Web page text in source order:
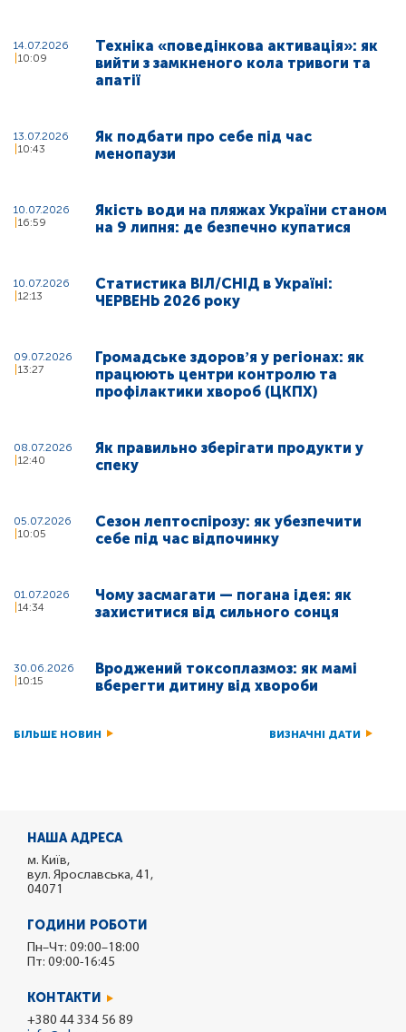
14.07.2026
10:09
Техніка «поведінкова активація»: як
вийти з замкненого кола тривоги та
апатії
13.07.2026
10:43
Як подбати про себе під час
менопаузи
10.07.2026
16:59
Якість води на пляжах України станом
на 9 липня: де безпечно купатися
10.07.2026
12:13
Статистика ВІЛ/СНІД в Україні:
ЧЕРВЕНЬ 2026 року
09.07.2026
13:27
Громадське здоровʼя у регіонах: як
працюють центри контролю та
профілактики хвороб (ЦКПХ)
08.07.2026
12:40
Як правильно зберігати продукти у
спеку
05.07.2026
10:05
Сезон лептоспірозу: як убезпечити
себе під час відпочинку
01.07.2026
14:34
Чому засмагати — погана ідея: як
захиститися від сильного сонця
30.06.2026
10:15
Вроджений токсоплазмоз: як мамі
вберегти дитину від хвороби
БІЛЬШЕ НОВИН ВИЗНАЧНІ ДАТИ
НАША АДРЕСА
м. Київ,
вул. Ярославська, 41,
04071
ГОДИНИ РОБОТИ
Пн–Чт: 09:00–18:00
Пт: 09:00-16:45
КОНТАКТИ
+380 44 334 56 89